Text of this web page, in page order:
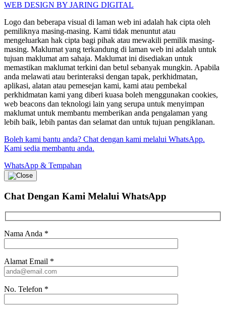
WEB DESIGN BY JARING DIGITAL
Logo dan beberapa visual di laman web ini adalah hak cipta oleh
pemiliknya masing-masing. Kami tidak menuntut atau
mengeluarkan hak cipta bagi pihak atau mewakili pemilik masing-
masing. Maklumat yang terkandung di laman web ini adalah untuk
tujuan maklumat am sahaja. Maklumat ini disediakan untuk
memastikan maklumat terkini dan betul sebanyak mungkin. Apabila
anda melawati atau berinteraksi dengan tapak, perkhidmatan,
aplikasi, alatan atau pemesejan kami, kami atau pembekal
perkhidmatan kami yang diberi kuasa boleh menggunakan cookies,
web beacons dan teknologi lain yang serupa untuk menyimpan
maklumat untuk membantu memberikan anda pengalaman yang
lebih baik, lebih pantas dan selamat dan untuk tujuan pengiklanan.
Boleh kami bantu anda? Chat dengan kami melalui WhatsApp.
Kami sedia membantu anda.
WhatsApp & Tempahan
Chat Dengan Kami Melalui WhatsApp
Nama Anda *
Alamat Email *
No. Telefon *